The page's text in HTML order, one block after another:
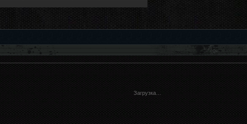
Загрузка…